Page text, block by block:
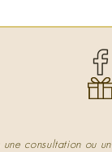
consultation ou un